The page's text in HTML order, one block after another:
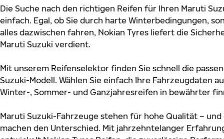
Die Suche nach den richtigen Reifen für Ihren Maruti
einfach. Egal, ob Sie durch harte Winterbedingungen,
alles dazwischen fahren, Nokian Tyres liefert die
Maruti Suzuki verdient.
Mit unserem Reifenselektor finden Sie schnell die
Suzuki-Modell. Wählen Sie einfach Ihre Fahrzeugdaten
Winter-, Sommer- und Ganzjahresreifen in bewährter
Maruti Suzuki-Fahrzeuge stehen für hohe Qualität – und
machen den Unterschied. Mit jahrzehntelanger